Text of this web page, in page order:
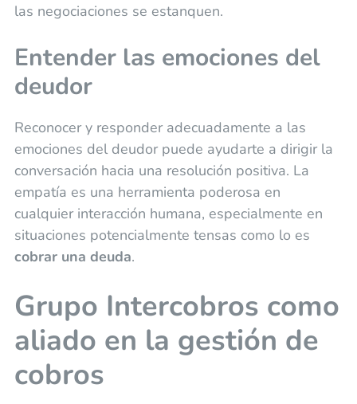
las negociaciones se estanquen.
Entender las emociones del
deudor
Reconocer y responder adecuadamente a las
emociones del deudor puede ayudarte a dirigir la
conversación hacia una resolución positiva. La
empatía es una herramienta poderosa en
cualquier interacción humana, especialmente en
situaciones potencialmente tensas como lo es
cobrar una deuda.
Grupo Intercobros como
aliado en la gestión de
cobros